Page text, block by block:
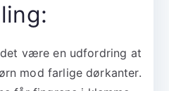
være en udfordring at
mod farlige dørkanter.